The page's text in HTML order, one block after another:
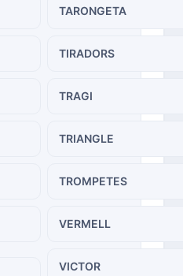
TARONGETA
TIRADORS
TRAGI
TRIANGLE
TROMPETES
VERMELL
VICTOR